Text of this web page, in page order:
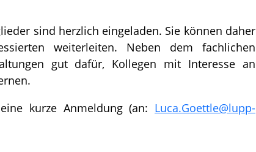
sind herzlich eingeladen. Sie können daher
weiterleiten. Neben dem fachlichen
gut dafür, Kollegen mit Interesse an
kurze Anmeldung (an: Luca.Goettle@lupp-